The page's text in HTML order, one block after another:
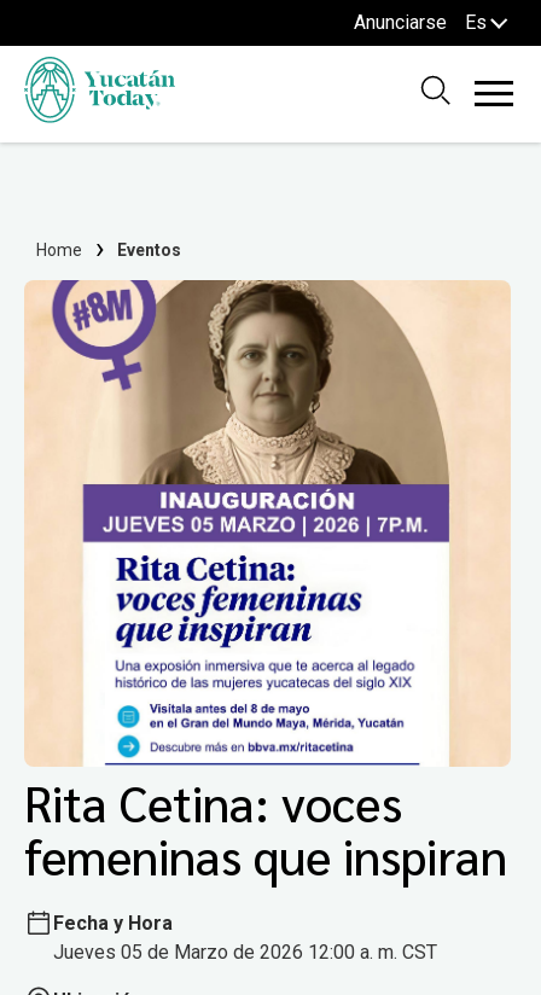
Anunciarse Es
Home Eventos
Rita Cetina: voces
femeninas que inspiran
Fecha y Hora
Jueves 05 de Marzo de 2026 12:00 a. m. CST